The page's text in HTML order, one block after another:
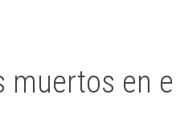
muertos en